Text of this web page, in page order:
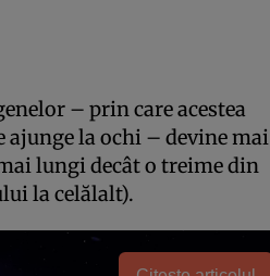
– prin care acestea
ajunge la ochi – devine mai
lungi decât o treime din
la celălalt).